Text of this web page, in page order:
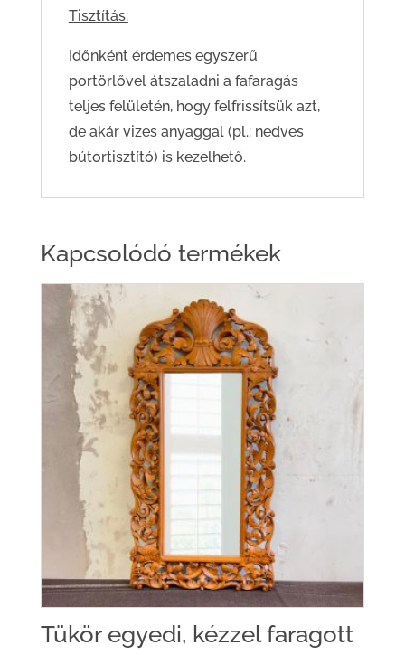
Tisztítás:
Időnként érdemes egyszerű
portörlővel átszaladni a fafaragás
teljes felületén, hogy felfrissítsük azt,
de akár vizes anyaggal (pl.: nedves
bútortisztító) is kezelhető.
Kapcsolódó termékek
Tükör egyedi, kézzel faragott